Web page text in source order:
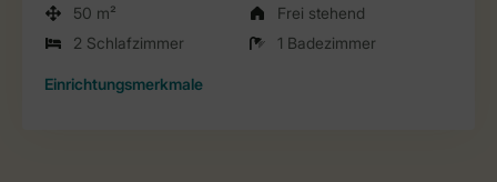
50 m²
Frei stehend
2 Schlafzimmer
1 Badezimmer
Einrichtungsmerkmale